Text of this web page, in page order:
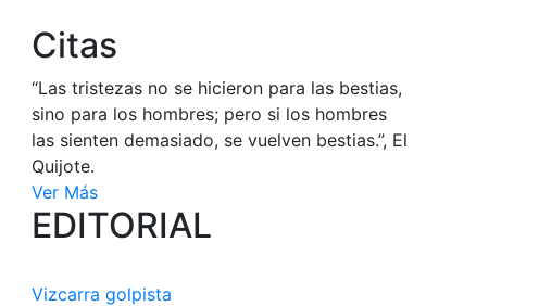
Citas
“Las tristezas no se hicieron para las bestias,
sino para los hombres; pero si los hombres
las sienten demasiado, se vuelven bestias.”, El
Quijote.
Ver Más
EDITORIAL
Vizcarra golpista